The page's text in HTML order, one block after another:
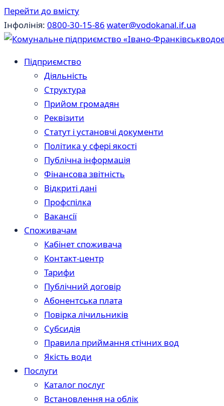
Перейти до вмісту
Інфолінія: 0800-30-15-86 water@vodokanal.if.ua
Підприємство
Діяльність
Структура
Прийом громадян
Реквізити
Статут і установчі документи
Політика у сфері якості
Публічна інформація
Фінансова звітність
Відкриті дані
Профспілка
Вакансії
Споживачам
Кабінет споживача
Контакт-центр
Тарифи
Публічний договір
Абонентська плата
Повірка лічильників
Субсидія
Правила приймання стічних вод
Якість води
Послуги
Каталог послуг
Встановлення на облік